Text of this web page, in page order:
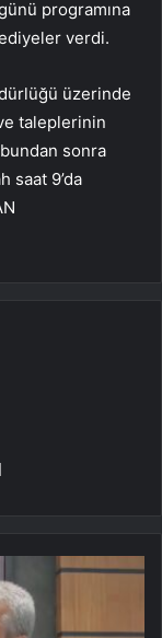
programına
verdi.
üzerinde
taleplerinin
sonra
saat 9’da